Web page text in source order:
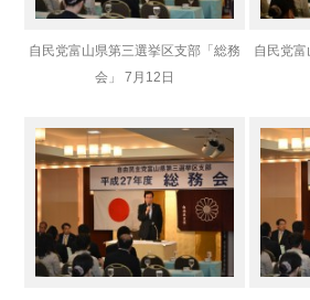
自民党富山県第三選挙区支部「総務
会」 7月12日
自民党